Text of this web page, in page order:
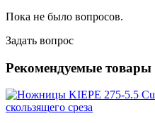
Пока не было вопросов.
Задать вопрос
Рекомендуемые товары